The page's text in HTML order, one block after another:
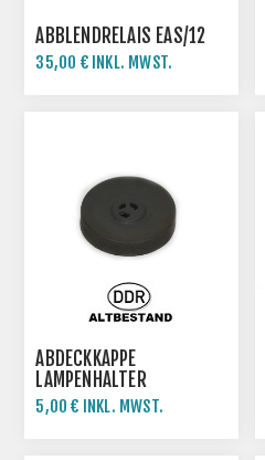
ABBLENDRELAIS EAS/12
35,00 € INKL. MWST.
ABDECKKAPPE
LAMPENHALTER
WARTBURG
5,00 € INKL. MWST.